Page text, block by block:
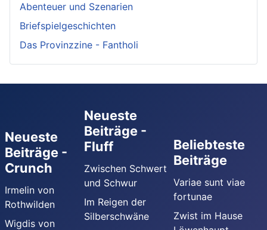
Abenteuer und Szenarien
Briefspielgeschichten
Das Provinzzine - Fantholi
Neueste
Beiträge -
Crunch
Irmelin von
Rothwilden
Wigdis von
Neueste
Beiträge -
Fluff
Zwischen Schwert
und Schwur
Im Reigen der
Silberschwäne
Beliebteste
Beiträge
Variae sunt viae
fortunae
Zwist im Hause